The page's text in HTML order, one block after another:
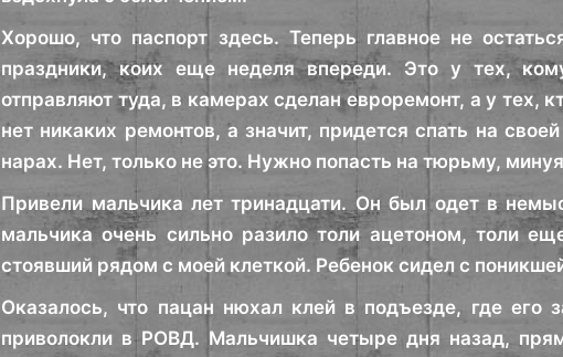
Хорошо, что паспорт здесь. Теперь главное не
праздники, коих еще неделя впереди. Это у тех,
отправляют туда, в камерах сделан евроремонт, а у тех,
нет никаких ремонтов, а значит, придется спать на
нарах. Нет, только не это. Нужно попасть на тюрьму,
Привели мальчика лет тринадцати. Он был одет в
мальчика очень сильно разило толи ацетоном, толи
стоявший рядом с моей клеткой. Ребенок сидел с
Оказалось, что пацан нюхал клей в подъезде, где его
приволокли в РОВД. Мальчишка четыре дня назад,